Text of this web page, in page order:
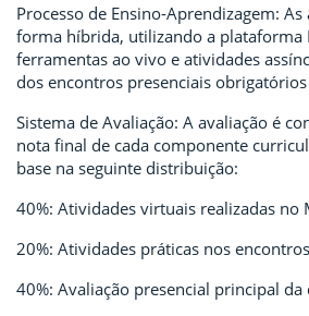
Processo de Ensino-Aprendizagem:
forma híbrida, utilizando a plataforma
ferramentas ao vivo e atividades
dos encontros presenciais
Sistema de Avaliação: A avaliação é
nota final de cada componente
base na seguinte distribuição:
40%: Atividades virtuais realizadas no
20%: Atividades práticas nos
40%: Avaliação presencial principal da